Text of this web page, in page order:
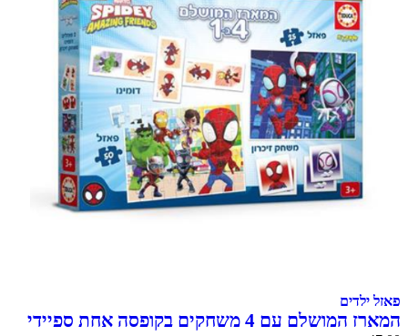
פאזל ילדים
המארז המושלם עם 4 משחקים בקופסה אחת ספיידי